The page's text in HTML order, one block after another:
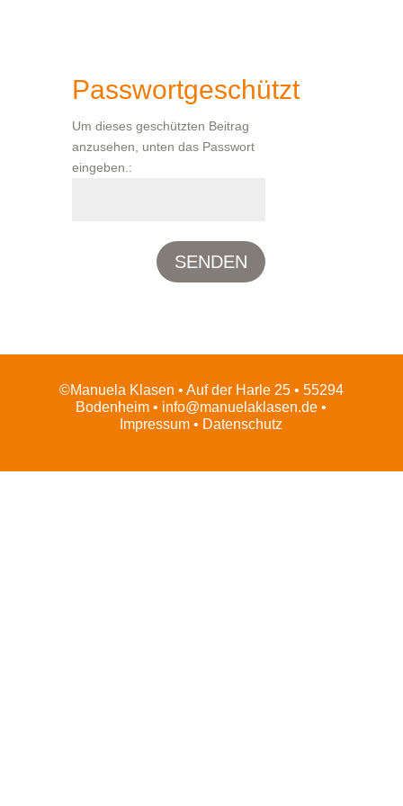
Passwortgeschützt
Um dieses geschützten Beitrag
anzusehen, unten das Passwort
eingeben.:
SENDEN
©Manuela Klasen • Auf der Harle 25 • 55294
Bodenheim • info@manuelaklasen.de •
Impressum • Datenschutz